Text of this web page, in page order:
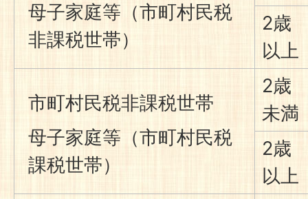
母子家庭等（市町村民税
非課税世帯）
2歳
以上
市町村民税非課税世帯
母子家庭等（市町村民税
課税世帯）
2歳
未満
2歳
以上